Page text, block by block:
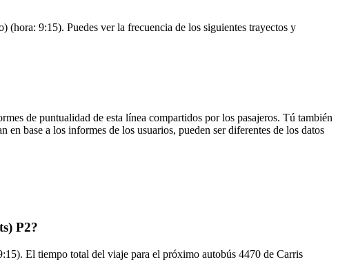
9:15). Puedes ver la frecuencia de los siguientes trayectos y
de puntualidad de esta línea compartidos por los pasajeros. Tú también
base a los informes de los usuarios, pueden ser diferentes de los datos
P2?
El tiempo total del viaje para el próximo autobús 4470 de Carris